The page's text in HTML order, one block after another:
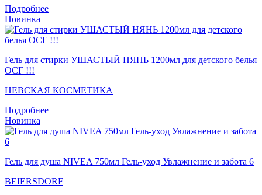
Подробнее
Новинка
Гель для стирки УШАСТЫЙ НЯНЬ 1200мл для детского белья
ОСГ !!!
НЕВСКАЯ КОСМЕТИКА
Подробнее
Новинка
Гель для душа NIVEA 750мл Гель-уход Увлажнение и забота 6
BEIERSDORF